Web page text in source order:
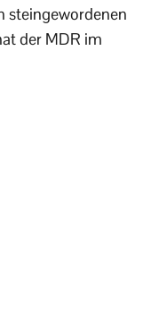
steingewordenen
der MDR im